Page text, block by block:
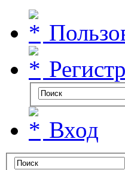
Вход